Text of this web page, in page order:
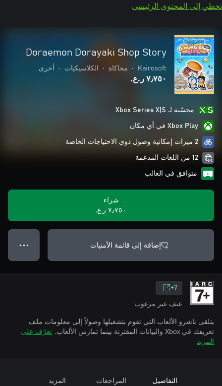
تخطي إلى المحتوى الرئيسي
Doraemon Dorayaki Shop Story
Kairosoft
• محاكاة • الكلاسيكيات • أخرى
٧٫٧٥٠ ر.ع.‏
محسّنة لـ Xbox Series X|S
Xbox Play في أي مكان
2 ميزات إمكانية وصول ذوي الاحتياجات الخاصة
12 من اللغات المدعمة
متوافق في الغالب
شراء
٧٫٧٥٠ ر.ع.‏
إضافة إلى قائمة الأمنيات ● ● ●
7+
عنف غير مرغوب
يتلقى ناشرو الألعاب التي تقوم بتشغيلها وصولاً إلى معلومات ملف
تعريفك في Xbox والبيانات المقترنة بينما تمارس الألعاب.
تعرّف على
المزيد
التفاصيل المراجعات المزيد